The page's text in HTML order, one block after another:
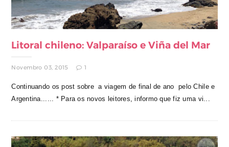
Litoral chileno: Valparaíso e Viña del Mar
Novembro 03, 2015 1
Continuando os post sobre a viagem de final de ano pelo Chile e
Argentina...... * Para os novos leitores, informo que fiz uma vi...